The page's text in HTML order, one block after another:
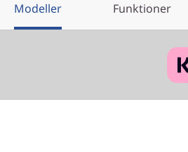
Modeller Funktioner